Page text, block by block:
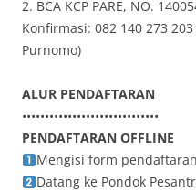
2. BCA KCP PARE, NO.
Konfirmasi: 082 140 273
Purnomo)
ALUR PENDAFTARAN
••••••••••••••••••••••••••••••
PENDAFTARAN OFFLINE
Mengisi form
Datang ke Pondok